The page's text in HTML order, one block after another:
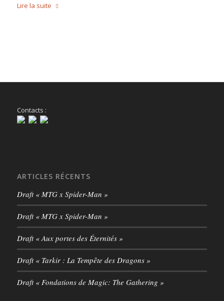
Lire la suite
Contacts :
ARTICLES RÉCENTS
Draft « MTG x Spider-Man »
Draft « MTG x Spider-Man »
Draft « Aux portes des Éternités »
Draft « Tarkir : La Tempête des Dragons »
Draft « Fondations de Magic: The Gathering »